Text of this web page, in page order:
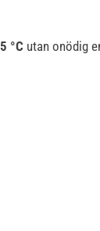
°C utan onödig